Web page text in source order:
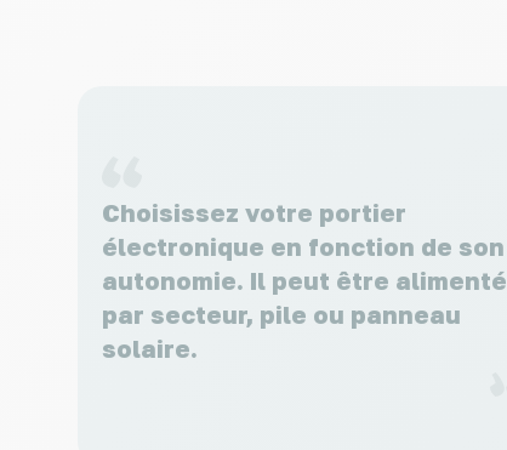
Choisissez votre portier
électronique en fonction de son
autonomie. Il peut être alimenté
par secteur, pile ou panneau
solaire.